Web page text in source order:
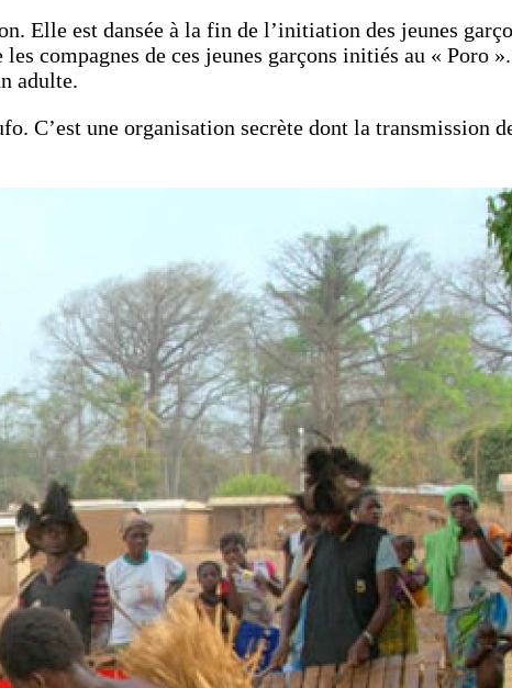
Elle est dansée à la fin de l’initiation des jeunes
compagnes de ces jeunes garçons initiés au « Poro
adulte.
C’est une organisation secrète dont la transmission